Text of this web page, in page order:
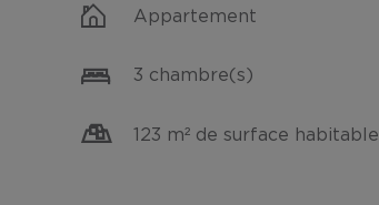
Appartement
3 chambre(s)
123 m² de surface habitable